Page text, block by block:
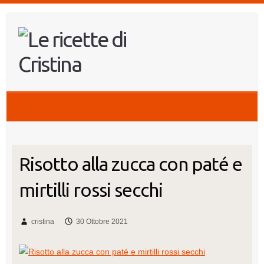
contenuto
Risotto alla zucca con paté e
mirtilli rossi secchi
cristina 30 Ottobre 2021